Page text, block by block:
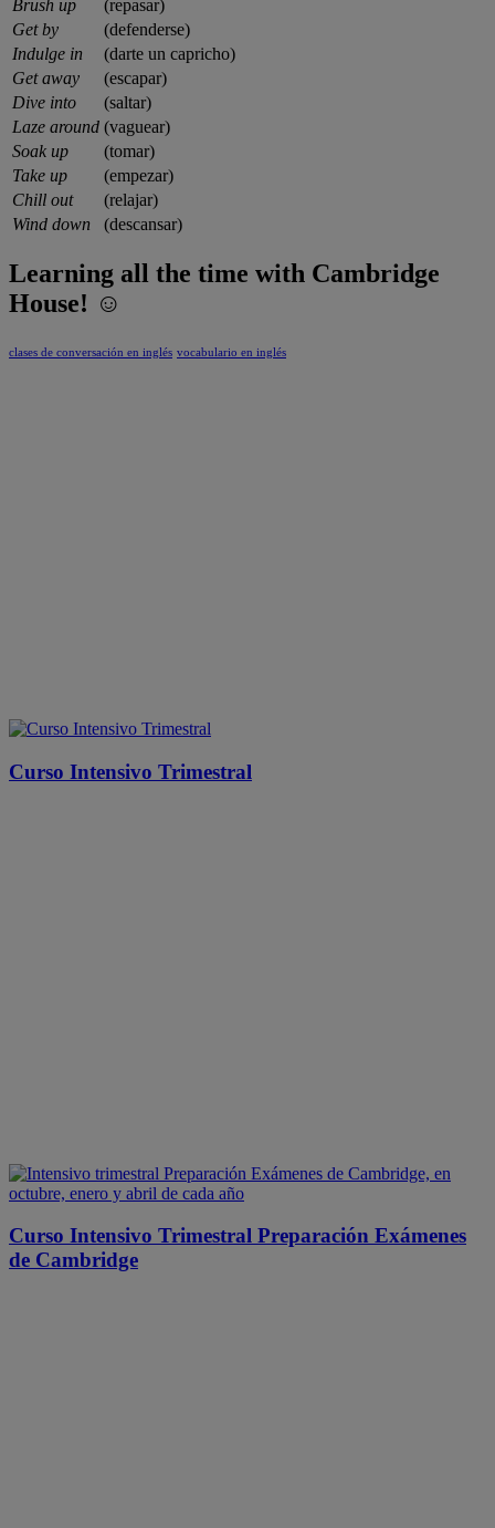
Brush up
(repasar)
Get by
(defenderse)
Indulge in
(darte un capricho)
Get away
(escapar)
Dive into
(saltar)
Laze around (vaguear)
Soak up
(tomar)
Take up
(empezar)
Chill out
(relajar)
Wind down
(descansar)
Learning all the time with Cambridge
House! ☺
clases de conversación en inglés vocabulario en inglés
Curso Intensivo Trimestral
Curso Intensivo Trimestral Preparación Exámenes
de Cambridge